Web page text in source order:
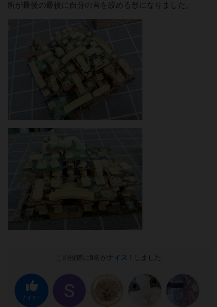
所が最後の最後に自分の首を絞める形になりました。
この投稿に 9名がナイス！ しました
ナイス！